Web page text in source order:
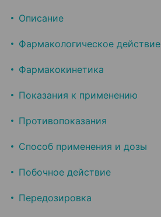
Описание
Фармакологическое действие
Фармакокинетика
Показания к применению
Противопоказания
Способ применения и дозы
Побочное действие
Передозировка